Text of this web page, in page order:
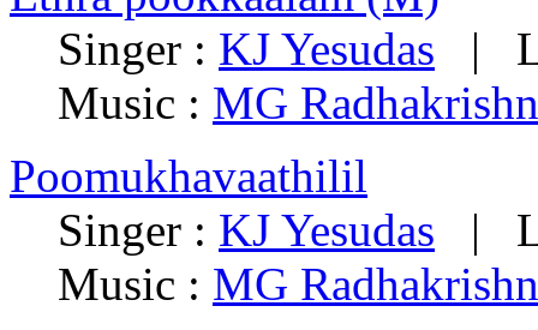
Singer : KJ Yesudas |
Music : MG
Poomukhavaathilil
Singer : KJ Yesudas |
Music : MG